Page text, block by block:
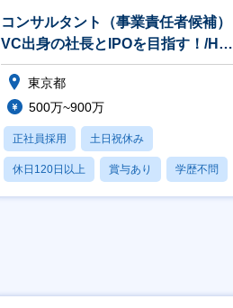
コンサルタント（事業責任者候補）
VC出身の社長とIPOを目指す！/HR
のあらゆる課題解決支援/フルリ
東京都
500万~900万
正社員採用 土日祝休み
休日120日以上 賞与あり 学歴不問